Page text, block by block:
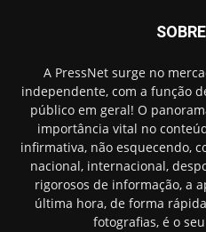
A PressNet surge no
independente, com a função
público em geral! O
importância vital no
infirmativa, não esquecendo,
nacional, internacional,
rigorosos de informação, a
última hora, de forma
fotografias, é o